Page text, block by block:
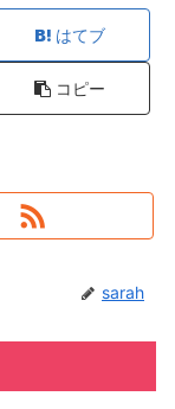
はてブ
コピー
sarah